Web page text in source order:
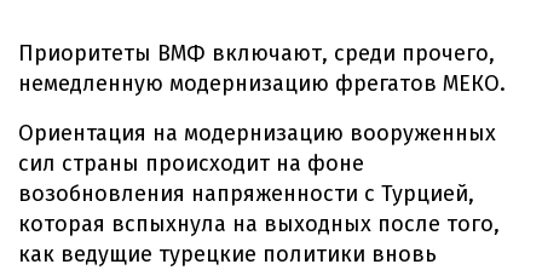
Приоритеты ВМФ включают, среди прочего,
немедленную модернизацию фрегатов МЕКО.
Ориентация на модернизацию вооруженных
сил страны происходит на фоне
возобновления напряженности с Турцией,
которая вспыхнула на выходных после того,
как ведущие турецкие политики вновь